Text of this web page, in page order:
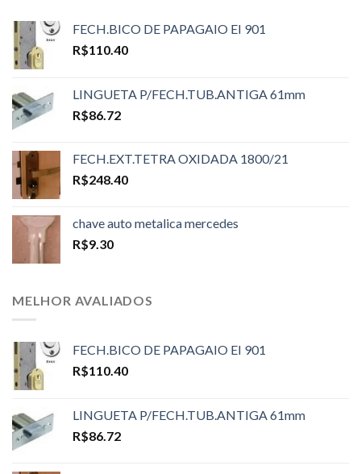
FECH.BICO DE PAPAGAIO EI 901
R$110.40
LINGUETA P/FECH.TUB.ANTIGA 61mm
R$86.72
FECH.EXT.TETRA OXIDADA 1800/21
R$248.40
chave auto metalica mercedes
R$9.30
MELHOR AVALIADOS
FECH.BICO DE PAPAGAIO EI 901
R$110.40
LINGUETA P/FECH.TUB.ANTIGA 61mm
R$86.72